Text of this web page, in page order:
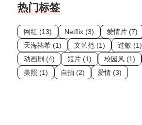
热门标签
网红 (13) Netflix (3) 爱情片 (7)
天海祐希 (1)
文艺范 (1) 过敏 (1)
动画剧 (4)
短片 (1) 校园风 (1)
美照 (1)
自拍 (2) 爱情 (3)